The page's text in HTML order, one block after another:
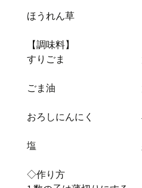
ほうれん草 １束
【調味料】
すりごま 大
ごま油 大さ
おろしにんにく 小
塩 少
◇作り方